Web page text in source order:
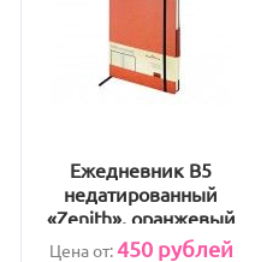
Ежедневник В5
недатированный
«Zenith», оранжевый
Цена от:450рублей